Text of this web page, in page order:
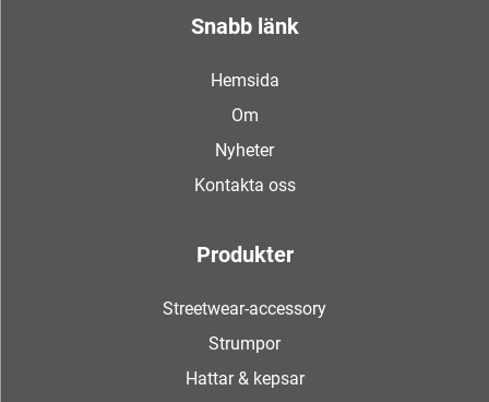
Snabb länk
Hemsida
Om
Nyheter
Kontakta oss
Produkter
Streetwear-accessory
Strumpor
Hattar & kepsar